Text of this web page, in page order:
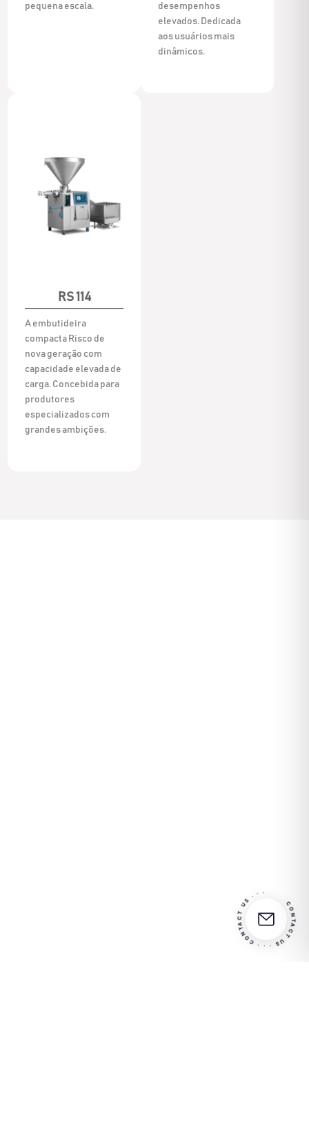
pequena escala.
desempenhos
elevados. Dedicada
aos usuários mais
dinâmicos.
RS 114
A embutideira
compacta Risco de
nova geração com
capacidade elevada de
carga. Concebida para
produtores
especializados com
grandes ambições.
CONTACT US · · · CONTACT US · · ·